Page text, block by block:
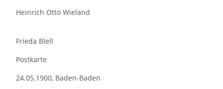
Heinrich Otto Wieland
Frieda Blell
Postkarte
24.05.1900, Baden-Baden